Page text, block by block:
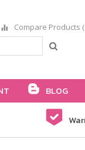
Compare Products
BLOG